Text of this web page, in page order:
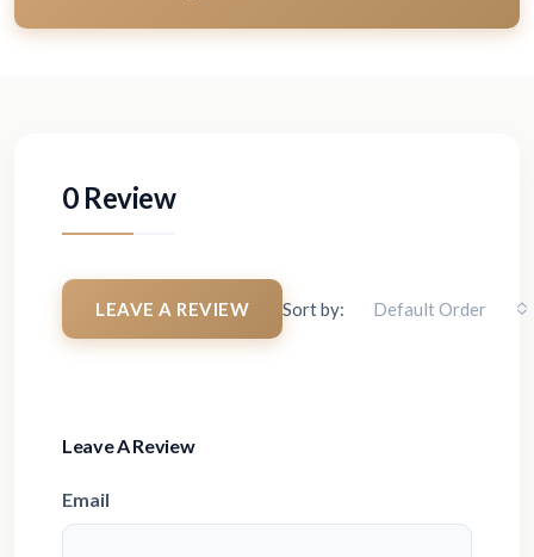
0 Review
Sort by: Default Order
LEAVE A REVIEW
Leave A Review
Email